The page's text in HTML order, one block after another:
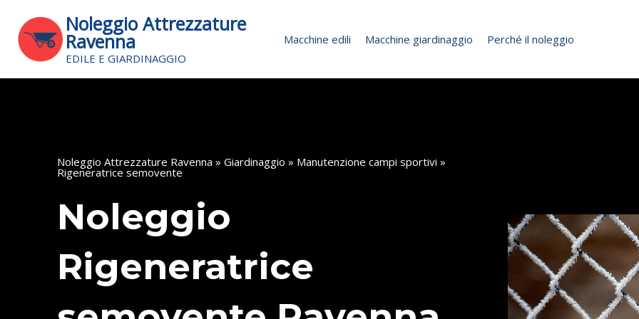
contenuto
Noleggio Attrezzature
Ravenna
EDILE E GIARDINAGGIO
Macchine edili Macchine giardinaggio Perché il noleggio
Noleggio Attrezzature Ravenna » Giardinaggio » Manutenzione campi sportivi »
Rigeneratrice semovente
Noleggio
Rigeneratrice